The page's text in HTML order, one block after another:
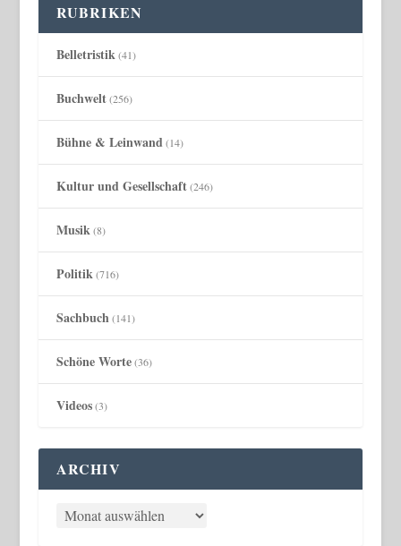
RUBRIKEN
Belletristik (41)
Buchwelt(256)
Bühne & Leinwand (14)
Kultur und Gesellschaft(246)
Musik (8)
Politik (716)
Sachbuch (141)
Schöne Worte(36)
Videos(3)
ARCHIV